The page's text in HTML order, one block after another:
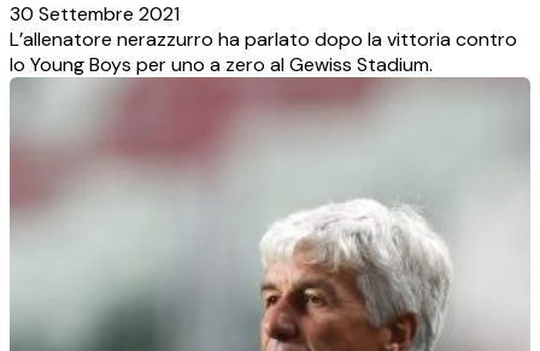
30 Settembre 2021
L’allenatore nerazzurro ha parlato dopo la vittoria contro
lo Young Boys per uno a zero al Gewiss Stadium.